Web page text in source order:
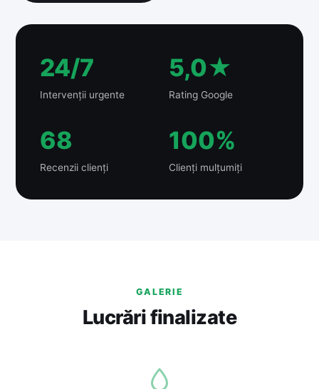
24/7
Intervenții urgente
5,0★
Rating Google
68
Recenzii clienți
100%
Clienți mulțumiți
GALERIE
Lucrări finalizate